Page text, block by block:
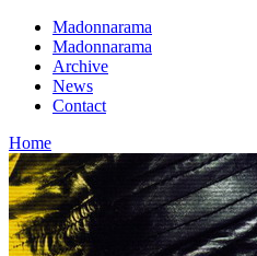
Madonnarama
Madonnarama
Archive
News
Contact
Home